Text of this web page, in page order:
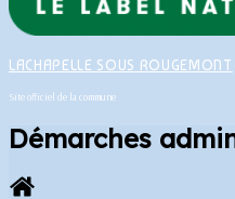
LACHAPELLE SOUS ROUGEMONT
Site officiel de la commune
Démarches